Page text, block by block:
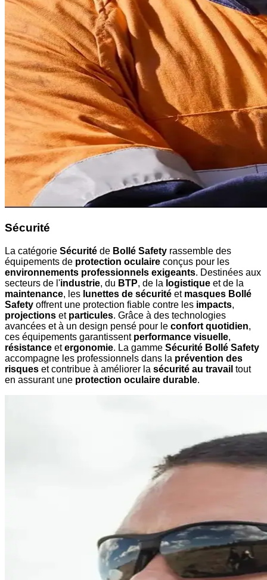
Sécurité
La catégorie Sécurité de Bollé Safety rassemble des
équipements de protection oculaire conçus pour les
environnements professionnels exigeants. Destinées aux
secteurs de l'industrie, du BTP, de la logistique et de la
maintenance, les lunettes de sécurité et masques Bollé
Safety offrent une protection fiable contre les impacts,
projections et particules. Grâce à des technologies
avancées et à un design pensé pour le confort quotidien,
ces équipements garantissent performance visuelle,
résistance etergonomie. La gamme Sécurité Bollé Safety
accompagne les professionnels dans la prévention des
risques et contribue à améliorer la sécurité au travail tout
en assurant une protection oculaire durable.